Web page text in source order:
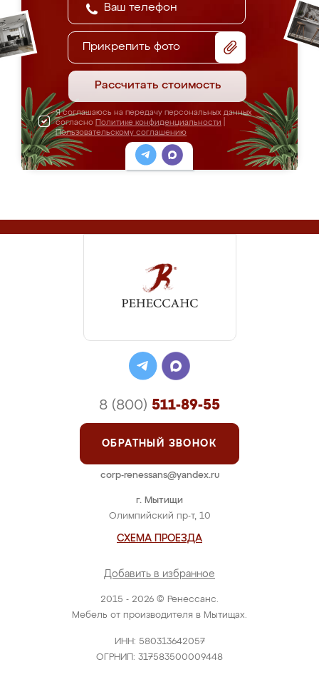
Прикрепить фото
Рассчитать стоимость
Я соглашаюсь на передачу персональных данных
согласно Политике конфиденциальности
Пользовательскому соглашению
2015 - 2026 © Ренессанс.
Мебель от производителя в Мытищах.
ИНН: 580313642057
ОГРНИП: 317583500009448
г. Мытищи
Олимпийский пр-т, 10
СХЕМА ПРОЕЗДА
Добавить в избранное
8 (800) 511-89-55
ОБРАТНЫЙ ЗВОНОК
corp-renessans@yandex.ru